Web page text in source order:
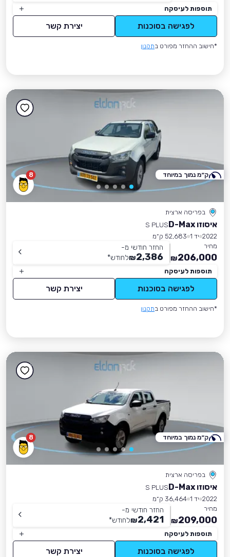
תוספות לעיסקה
לפגישה בסוכנות יצירת קשר
*חישוב ההחזר מפורט בתקנון
8
בפריסה ארצית
איסוזו D-Max
S PLUS
2022 יד 1
52,683 ק״מ
מחיר
206,000
₪
החזר חודשי מ-
2,386
₪לחודש*
תוספות לעיסקה
לפגישה בסוכנות יצירת קשר
*חישוב ההחזר מפורט בתקנון
ק״מ נמוך במיוחד
8
בפריסה ארצית
איסוזו D-Max
S PLUS
2022 יד 1
36,464 ק״מ
מחיר
209,000
₪
החזר חודשי מ-
2,421
₪לחודש*
תוספות לעיסקה
לפגישה בסוכנות יצירת קשר
ק״מ נמוך במיוחד